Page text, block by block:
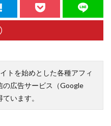
トを始めとした各種アフィ
の広告サービス（Google
います。